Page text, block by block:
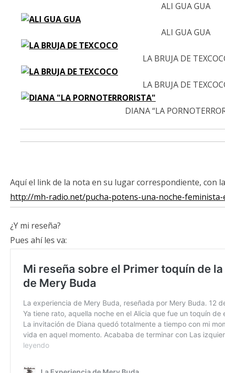
ALI GUA GUA
ALI GUA GUA
LA BRUJA DE
LA BRUJA DE
DIANA “LA
Aquí el link de la nota en su lugar correspondiente, con
http://mh-radio.net/pucha-potens-una-noche-
¿Y mi reseña?
Pues ahí les va: